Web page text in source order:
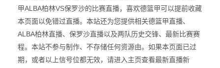
甲ALBA柏林VS保罗沙的比赛直播，喜欢德篮甲可以提前收藏
本页面以免错过直播。本站还为您提供相关德篮甲直播、
ALBA柏林直播、保罗沙直播以及两队历史交锋、最新比赛赛
程。本站不参与制作、不存储任何资源由。如果本页面已过
期，或者以上信号位都无效，请进入主页查看最新直播新